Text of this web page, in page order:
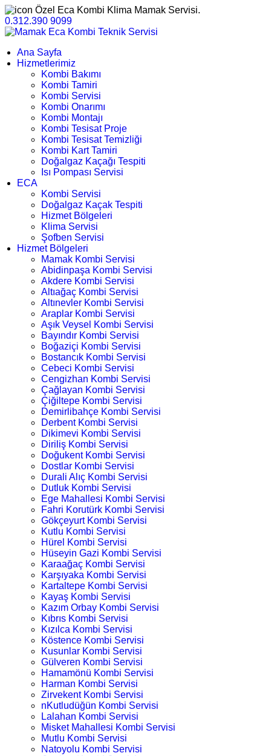
Özel Eca Kombi Klima Mamak Servisi.
0.312.390 9099
Ana Sayfa
Hizmetlerimiz
Kombi Bakımı
Kombi Tamiri
Kombi Servisi
Kombi Onarımı
Kombi Montajı
Kombi Tesisat Proje
Kombi Tesisat Temizliği
Kombi Kart Tamiri
Doğalgaz Kaçağı Tespiti
Isı Pompası Servisi
ECA
Kombi Servisi
Doğalgaz Kaçak Tespiti
Hizmet Bölgeleri
Klima Servisi
Şofben Servisi
Hizmet Bölgeleri
Mamak Kombi Servisi
Abidinpaşa Kombi Servisi
Akdere Kombi Servisi
Altıağaç Kombi Servisi
Altınevler Kombi Servisi
Araplar Kombi Servisi
Aşık Veysel Kombi Servisi
Bayındır Kombi Servisi
Boğaziçi Kombi Servisi
Bostancık Kombi Servisi
Cebeci Kombi Servisi
Cengizhan Kombi Servisi
Çağlayan Kombi Servisi
Çiğiltepe Kombi Servisi
Demirlibahçe Kombi Servisi
Derbent Kombi Servisi
Dikimevi Kombi Servisi
Diriliş Kombi Servisi
Doğukent Kombi Servisi
Dostlar Kombi Servisi
Durali Alıç Kombi Servisi
Dutluk Kombi Servisi
Ege Mahallesi Kombi Servisi
Fahri Korutürk Kombi Servisi
Gökçeyurt Kombi Servisi
Kutlu Kombi Servisi
Hürel Kombi Servisi
Hüseyin Gazi Kombi Servisi
Karaağaç Kombi Servisi
Karşıyaka Kombi Servisi
Kartaltepe Kombi Servisi
Kayaş Kombi Servisi
Kazım Orbay Kombi Servisi
Kıbrıs Kombi Servisi
Kızılca Kombi Servisi
Köstence Kombi Servisi
Kusunlar Kombi Servisi
Gülveren Kombi Servisi
Hamamönü Kombi Servisi
Harman Kombi Servisi
Zirvekent Kombi Servisi
nKutludüğün Kombi Servisi
Lalahan Kombi Servisi
Misket Mahallesi Kombi Servisi
Mutlu Kombi Servisi
Natoyolu Kombi Servisi